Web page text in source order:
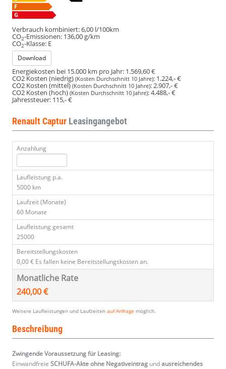
Verbrauch kombiniert:6,00 l/100km
CO2-Emissionen: 136,00 g/km
CO2-Klasse: E
Download
Energiekosten bei 15.000 km pro Jahr: 1.569,60 €
CO2 Kosten (niedrig) (Kosten Durchschnitt 10 Jahre): 1.224,- €
CO2 Kosten (mittel)(Kosten Durchschnitt 10 Jahre):2.907,- €
CO2 Kosten (hoch) (Kosten Durchschnitt 10 Jahre):4.488,- €
Jahressteuer: 115,- €
Renault Captur Leasingangebot
Anzahlung
Laufleistung p.a.
5000 km
Laufzeit (Monate)
60 Monate
Laufleistung gesamt
25000
Bereitstellungskosten
0,00 € Es fallen keine Bereitstellungskosten an.
Monatliche Rate
240,00 €
Weitere Laufleistungen und Laufzeiten auf Anfrage möglich.
Beschreibung
Zwingende Voraussetzung für Leasing:
Einwandfreie SCHUFA-Akte ohne Negativeintrag undausreichendes